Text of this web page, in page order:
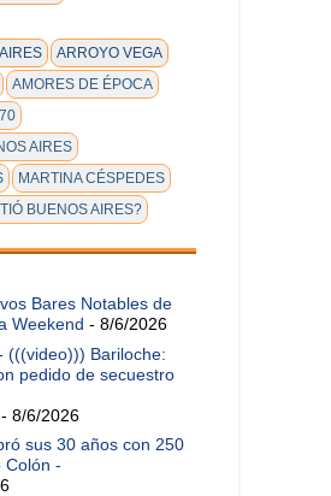
ARROYO VEGA
AMORES DE ÉPOCA
AIRES
MARTINA CÉSPEDES
BUENOS AIRES?
Bares Notables de
Weekend - 8/6/2026
(((video))) Bariloche:
pedido de secuestro
- 8/6/2026
sus 30 años con 250
Colón -